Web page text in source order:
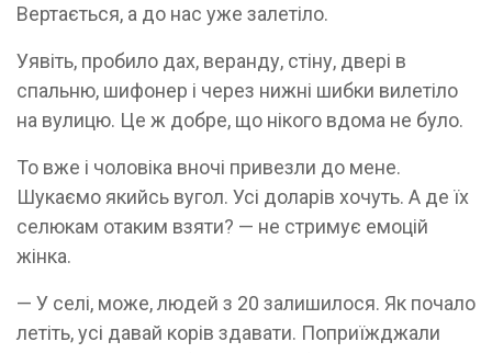
Вертається, а до нас уже залетіло.
Уявіть, пробило дах, веранду, стіну, двері в
спальню, шифонер і через нижні шибки вилетіло
на вулицю. Це ж добре, що нікого вдома не було.
То вже і чоловіка вночі привезли до мене.
Шукаємо якийсь вугол. Усі доларів хочуть. А де їх
селюкам отаким взяти? — не стримує емоцій
жінка.
— У селі, може, людей з 20 залишилося. Як почало
летіть, усі давай корів здавати. Поприїжджали